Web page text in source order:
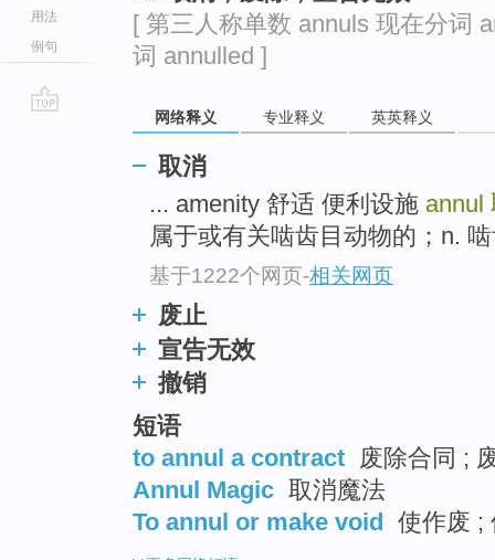
用法
例句
[ 第三人称单数 annuls 现在分词
词 annulled ]
网络释义 专业释义 英英释义
取消
... amenity 舒适 便利设施 annul
属于或有关啮齿目动物的；n.
基于1222个网页-相关网页
废止
宣告无效
撤销
短语
to annul a contract 废除合同 ;
Annul Magic 取消魔法
To annul or make void 使作废 ;